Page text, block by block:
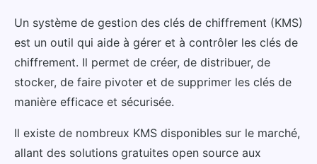
Un système de gestion des clés de chiffrement (KMS)
est un outil qui aide à gérer et à contrôler les clés de
chiffrement. Il permet de créer, de distribuer, de
stocker, de faire pivoter et de supprimer les clés de
manière efficace et sécurisée.
Il existe de nombreux KMS disponibles sur le marché,
allant des solutions gratuites open source aux